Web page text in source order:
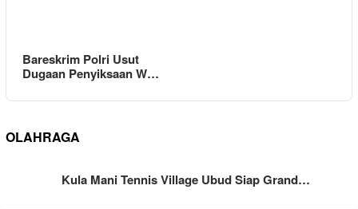
Bareskrim Polri Usut
Dugaan Penyiksaan W…
OLAHRAGA
Kula Mani Tennis Village Ubud Siap Grand…